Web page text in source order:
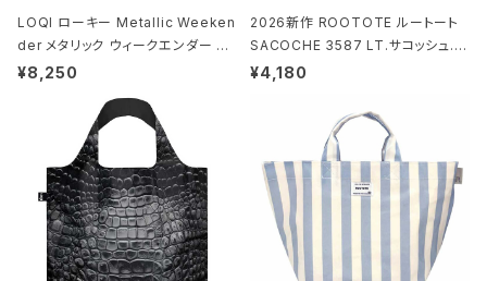
LOQI ローキー Metallic Weeken
der メタリック ウィークエンダー ボ
ストンバッグ ショルダーバッグ JEAN
ck ジャン=ミッシェル・バスキア/クラ
ウン ブラック
¥8,250
2026新作 ROOTOTE ルートート
SACOCHE 3587 LT.サコッシュ.ル
ミエ-B ショルダーバッグ グロスネイ
¥4,180